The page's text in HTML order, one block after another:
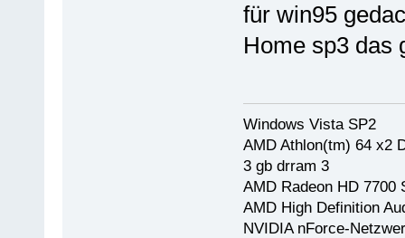
für win95
Home sp3 das
Windows Vista SP2
AMD Athlon(tm) 64 x2
3 gb drram 3
AMD Radeon HD 7700
AMD High Definition
NVIDIA nForce-